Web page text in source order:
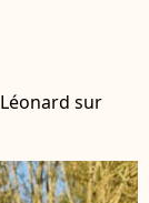
sur